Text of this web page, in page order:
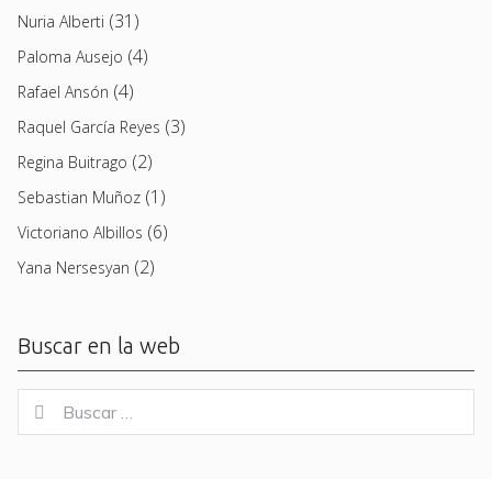
Nuria Alberti (31)
Paloma Ausejo (4)
Rafael Ansón (4)
Raquel García Reyes (3)
Regina Buitrago (2)
Sebastian Muñoz (1)
Victoriano Albillos (6)
Yana Nersesyan (2)
Buscar en la web
for:
Buscar